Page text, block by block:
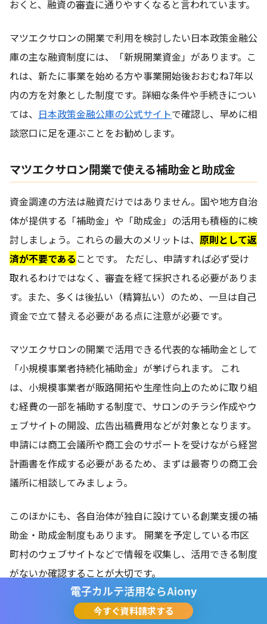
おくと、融資の審査に通りやすくなると言われています。
マツエクサロンの開業で利用を検討したい日本政策金融公
庫の主な融資制度には、「新規開業資金」があります。こ
れは、新たに事業を始める方や事業開始後おおむね7年以
内の方を対象とした制度です。詳細な条件や手続きについ
ては、 日本政策金融公庫の公式サイトで確認し、早めに相
談窓口に足を運ぶことをお勧めします。
マツエクサロン開業で使える補助金と助成金
資金調達の方法は融資だけではありません。国や地方自治
体が提供する「補助金」や「助成金」の活用も積極的に検
討しましょう。これらの最大のメリットは、 原則として返
済が不要である ことです。 ただし、申請すれば必ず受け
取れるわけではなく、審査を経て採択される必要がありま
す。また、多くは後払い（精算払い）のため、一旦は自己
資金で立て替える必要がある点に注意が必要です。
マツエクサロンの開業で活用できる代表的な補助金として
「小規模事業者持続化補助金」が挙げられます。 これ
は、小規模事業者が販路開拓や生産性向上のために取り組
む経費の一部を補助する制度で、サロンのチラシ作成やウ
ェブサイトの開設、広告出稿費用などが対象となります。
申請には商工会議所や商工会のサポートを受けながら経営
計画書を作成する必要があるため、まずは最寄りの商工会
議所に相談してみましょう。
このほかにも、各自治体が独自に設けている創業支援の補
助金・助成金制度もあります。 開業を予定している市区
町村のウェブサイトなどで情報を収集し、活用できる制度
がないか確認することが大切です。
電子カルテ活用ならAiony
今すぐ資料請求する